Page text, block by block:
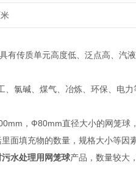
有传质单元高度低、泛点高、汽
、氯碱、煤气、冶炼、环保、电
，Ф80mm直径大小的网笼球
面填充物的数量，规格大小等因素
污水处理用网笼球产品，数量较大